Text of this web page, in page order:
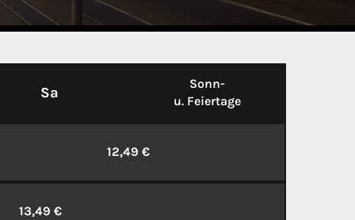
Sa
Sonn-
u. Feiertage
12,49 €
13,49 €